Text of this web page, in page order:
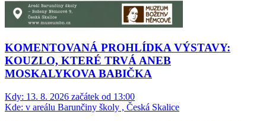
KOMENTOVANÁ PROHLÍDKA VÝSTAVY:
KOUZLO, KTERÉ TRVÁ ANEB
MOSKALYKOVA BABIČKA
Kdy: 13. 8. 2026 začátek od 13:00
Kde: v areálu Barunčiny školy , Česká Skalice